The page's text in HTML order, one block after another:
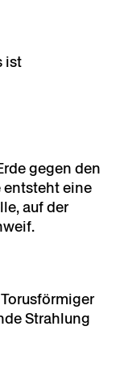
ist
gegen den
entsteht eine
auf der
Strahlung